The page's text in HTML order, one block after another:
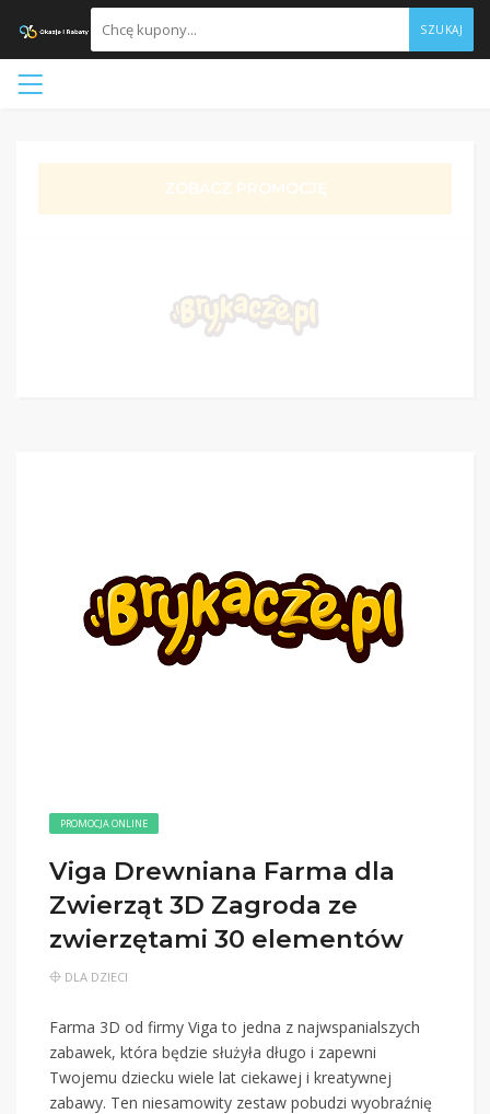
SZUKAJ
ZOBACZ PROMOCJĘ
PROMOCJA ONLINE
Viga Drewniana Farma dla
Zwierząt 3D Zagroda ze
zwierzętami 30 elementów
DLA DZIECI
Farma 3D od firmy Viga to jedna z najwspanialszych
zabawek, która będzie służyła długo i zapewni
Twojemu dziecku wiele lat ciekawej i kreatywnej
zabawy. Ten niesamowity zestaw pobudzi wyobraźnię